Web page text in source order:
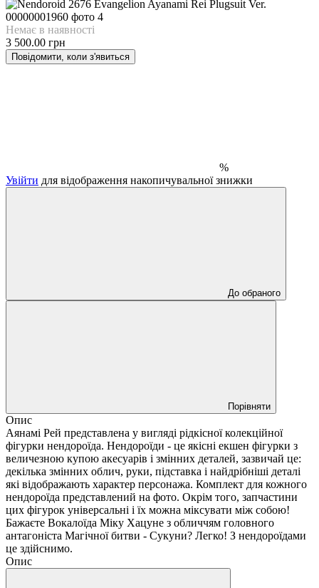
Немає в наявності
3 500.00 грн
Повідомити, коли з'явиться
%
Увійти для відображення накопичувальної знижки
До обраного
Порівняти
Опис
Аянамі Рей представлена у вигляді рідкісної колекційної
фігурки нендороїда. Нендороїди - це якісні екшен фігурки з
величезною купою акесуарів і змінних деталей, зазвичай це:
декілька змінних облич, руки, підставка і найдрібніші деталі
які відображають характер персонажа. Комплект для кожного
нендороїда представлений на фото. Окрім того, запчастини
цих фігурок універсальні і їх можна міксувати між собою!
Бажаєте Вокалоїда Міку Хацуне з обличчям головного
антагоніста Магічної битви - Сукуни? Легко! З нендороїдами
це здійснимо.
Опис